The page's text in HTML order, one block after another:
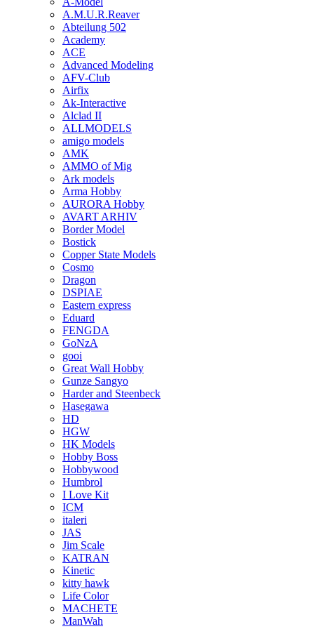
A.M.U.R.Reaver
Abteilung 502
Academy
ACE
Advanced Modeling
AFV-Club
Airfix
Ak-Interactive
Alclad II
ALLMODELS
amigo models
AMK
AMMO of Mig
Ark models
Arma Hobby
AURORA Hobby
AVART ARHIV
Border Model
Bostick
Copper State Models
Cosmo
Dragon
DSPIAE
Eastern express
Eduard
FENGDA
GoNzA
gooi
Great Wall Hobby
Gunze Sangyo
Harder and Steenbeck
Hasegawa
HD
HGW
HK Models
Hobby Boss
Hobbywood
Humbrol
I Love Kit
ICM
italeri
JAS
Jim Scale
KATRAN
Kinetic
kitty hawk
Life Color
MACHETE
ManWah